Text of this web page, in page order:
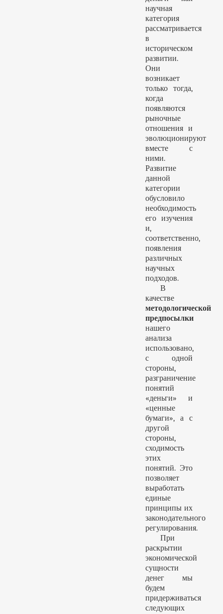
научная
категория
рассматривается
в
историческом
развитии.
Они
возникает
только тогда,
когда
появляются
рыночные
отношения и
эволюционируют
вместе с
ними.
Развитие
данной
категории
обусловило
необходимость
его изучения
и,
соответственно,
появления
различных
научных
подходов.
В
качестве
методологической
предпосылки
нашего
анализа
использовано,
с одной
стороны,
разграничение
понятий
«деньги» и
«ценные
бумаги», а с
другой
стороны,
сходимость
этих
понятий. Это
позволяет
выработать
единые
принципы их
законодательного
регулирования.
При
раскрытии
экономической
сущности
денег мы
будем
придерживаться
следующих